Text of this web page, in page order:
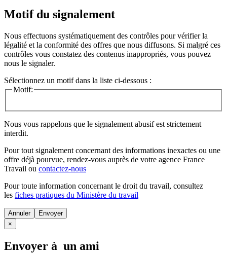
Motif du signalement
Nous effectuons systématiquement des contrôles pour vérifier la
légalité et la conformité des offres que nous diffusons. Si malgré ces
contrôles vous constatez des contenus inappropriés, vous pouvez
nous le signaler.
Sélectionnez un motif dans la liste ci-dessous :
Motif:
Nous vous rappelons que le signalement abusif est strictement
interdit.
Pour tout signalement concernant des informations inexactes ou une
offre déjà pourvue, rendez-vous auprès de votre agence France
Travail ou contactez-nous
Pour toute information concernant le droit du travail, consultez
les fiches pratiques du Ministère du travail
Annuler
×
Envoyer à un ami